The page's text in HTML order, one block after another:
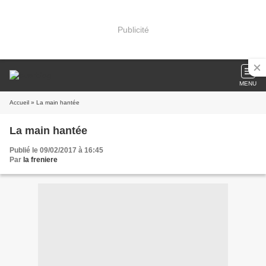
Publicité
MENU
Accueil » La main hantée
La main hantée
Publié le 09/02/2017 à 16:45
Par la freniere